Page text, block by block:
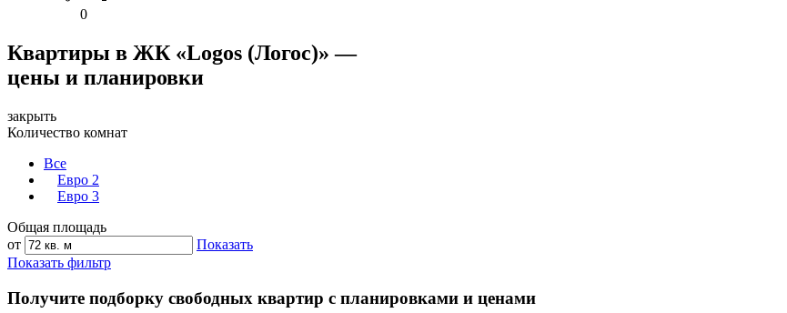
0
Квартиры в ЖК «Logos (Логос)» —
цены и планировки
закрыть
Количество комнат
Все
Евро 2
Евро 3
Общая площадь
от
Показать
Показать фильтр
Получите подборку свободных квартир с планировками и ценами